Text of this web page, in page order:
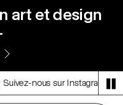
art et design
nous sur Instagram